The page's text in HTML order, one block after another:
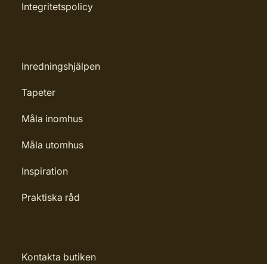
Integritetspolicy
Inredningshjälpen
Tapeter
Måla inomhus
Måla utomhus
Inspiration
Praktiska råd
Kontakta butiken